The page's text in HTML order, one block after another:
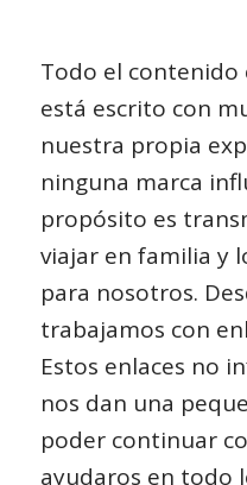
Todo el
está escrito con
nuestra propia
ninguna marca
propósito es
viajar en familia y
para nosotros.
trabajamos con
Estos enlaces no
nos dan una
poder continuar
ayudaros en todo